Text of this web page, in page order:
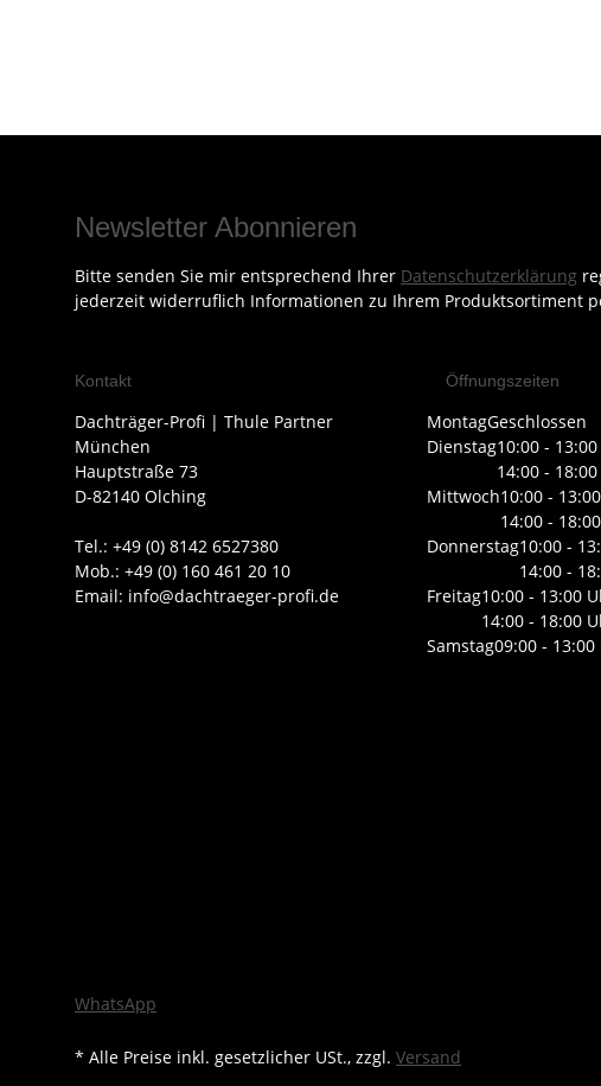
Newsletter Abonnieren
Bitte senden Sie mir entsprechend Ihrer Datenschutzerklärung
jederzeit widerruflich Informationen zu Ihrem Produktsortiment
Kontakt
Dachträger-Profi | Thule Partner
München
Hauptstraße 73
D-82140 Olching
Tel.: +49 (0) 8142 6527380
Mob.: +49 (0) 160 461 20 10
Email: info@dachtraeger-profi.de
WhatsApp
Öffnungszeiten
MontagGeschlossen
Dienstag10:00 -
14:00 -
Mittwoch10:00 -
14:00 -
Donnerstag10:00 -
14:00 -
Freitag10:00 - 13:00
14:00 - 18:00
Samstag09:00 - 13:00
* Alle Preise inkl. gesetzlicher USt., zzgl. Versand